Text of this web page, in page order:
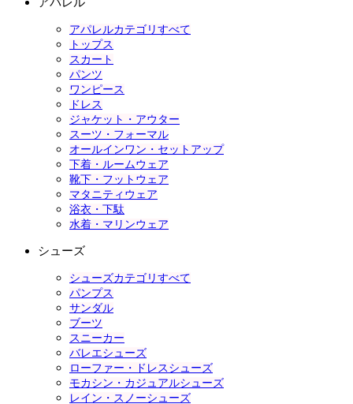
アパレル
アパレルカテゴリすべて
トップス
スカート
パンツ
ワンピース
ドレス
ジャケット・アウター
スーツ・フォーマル
オールインワン・セットアップ
下着・ルームウェア
靴下・フットウェア
マタニティウェア
浴衣・下駄
水着・マリンウェア
シューズ
シューズカテゴリすべて
パンプス
サンダル
ブーツ
スニーカー
バレエシューズ
ローファー・ドレスシューズ
モカシン・カジュアルシューズ
レイン・スノーシューズ